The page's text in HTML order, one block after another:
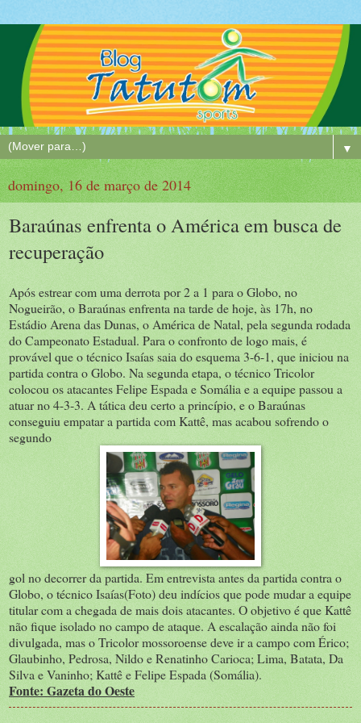
▼
domingo, 16 de março de 2014
Baraúnas enfrenta o América em busca de
recuperação
Após estrear com uma derrota por 2 a 1 para o Globo, no
Nogueirão, o Baraúnas enfrenta na tarde de hoje, às 17h, no
Estádio Arena das Dunas, o América de Natal, pela segunda rodada
do Campeonato Estadual. Para o confronto de logo mais, é
provável que o técnico Isaías saia do esquema 3-6-1, que iniciou na
partida contra o Globo. Na segunda etapa, o técnico Tricolor
colocou os atacantes Felipe Espada e Somália e a equipe passou a
atuar no 4-3-3. A tática deu certo a princípio, e o Baraúnas
conseguiu empatar a partida com Kattê, mas acabou sofrendo o
segundo
gol no decorrer da partida. Em entrevista antes da partida contra o
Globo, o técnico Isaías(Foto) deu indícios que pode mudar a equipe
titular com a chegada de mais dois atacantes. O objetivo é que Kattê
não fique isolado no campo de ataque. A escalação ainda não foi
divulgada, mas o Tricolor mossoroense deve ir a campo com Érico;
Glaubinho, Pedrosa, Nildo e Renatinho Carioca; Lima, Batata, Da
Silva e Vaninho; Kattê e Felipe Espada (Somália).
Fonte: Gazeta do Oeste